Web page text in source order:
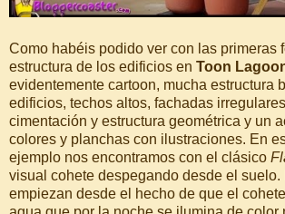
Como habéis podido ver con las primeras
estructura de los edificios en Toon
evidentemente cartoon, mucha estructura
edificios, techos altos, fachadas
cimentación y estructura geométrica y un
colores y planchas con ilustraciones. En
ejemplo nos encontramos con el clásico
visual cohete despegando desde el suelo.
empiezan desde el hecho de que el